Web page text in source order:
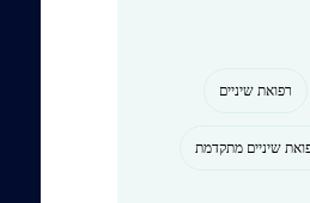
רפואת שיניים
שיניים מתקדמת